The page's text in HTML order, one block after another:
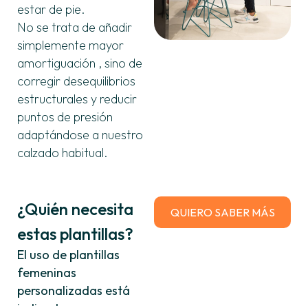
estar de pie.
No se trata de añadir
simplemente mayor
amortiguación , sino de
corregir desequilibrios
estructurales y reducir
puntos de presión
adaptándose a nuestro
calzado habitual.
¿Quién necesita
estas plantillas?
El uso de plantillas
femeninas
personalizadas está
QUIERO SABER MÁS